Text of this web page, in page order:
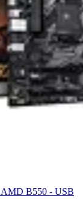
AMD B550 - USB